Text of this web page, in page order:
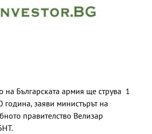
на Българската армия ще струва 1
заяви министърът на
правителство Велизар